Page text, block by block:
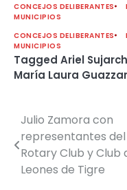
CONCEJOS DELIBERANTES
MUNICIPIOS
CONCEJOS DELIBERANTES
MUNICIPIOS
Tagged Ariel
María Laura
Navegación
de
entradas
Julio Zamora con
representantes del
Rotary Club y Club
Leones de Tigre